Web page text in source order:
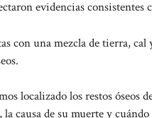
evidencias consistentes
con una mezcla de tierra,
localizado los restos óseos
causa de su muerte y